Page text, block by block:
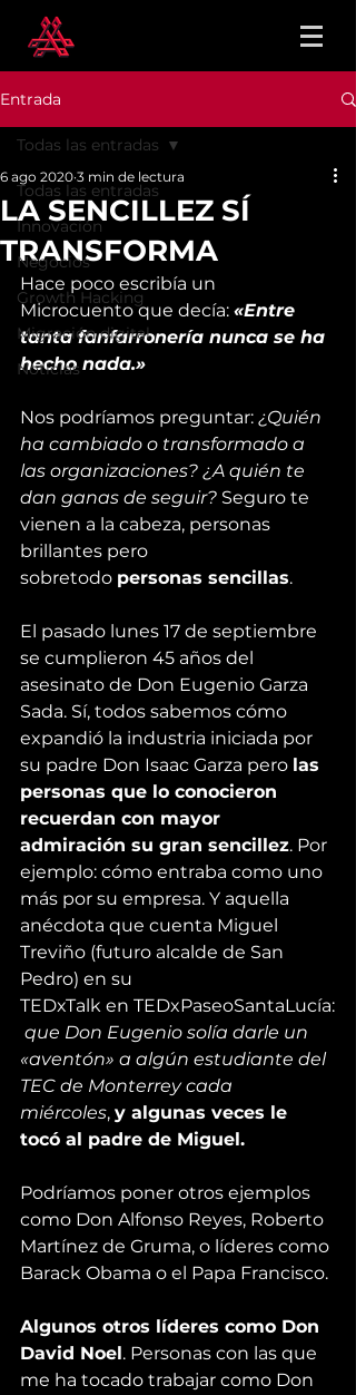
Entrada
Todas las entradas
Innovación
Negocios
Growth Hacking
Migración digital
Noticias
Todas las entradas
LA SENCILLEZ SÍ
TRANSFORMA
6 ago 2020 3 min de lectura
Hace poco escribía un
Microcuento que decía: «Entre
tanta fanfarronería nunca se ha
hecho nada.»
Nos podríamos preguntar: ¿Quién
ha cambiado o transformado a
las organizaciones? ¿A quién te
dan ganas de seguir? Seguro te
vienen a la cabeza, personas
brillantes pero
sobretodo personas sencillas.
El pasado lunes 17 de septiembre
se cumplieron 45 años del
asesinato de Don Eugenio Garza
Sada. Sí, todos sabemos cómo
expandió la industria iniciada por
su padre Don Isaac Garza pero las
personas que lo conocieron
recuerdan con mayor
admiración su gran sencillez. Por
ejemplo: cómo entraba como uno
más por su empresa. Y aquella
anécdota que cuenta Miguel
Treviño (futuro alcalde de San
Pedro) en su
TEDxTalk en TEDxPaseoSantaLucía:
que Don Eugenio solía darle un
«aventón» a algún estudiante del
TEC de Monterrey cada
miércoles, y algunas veces le
tocó al padre de Miguel.
Podríamos poner otros ejemplos
como Don Alfonso Reyes, Roberto
Martínez de Gruma, o líderes como
Barack Obama o el Papa Francisco.
Algunos otros líderes como Don
David Noel. Personas con las que
me ha tocado trabajar como Don